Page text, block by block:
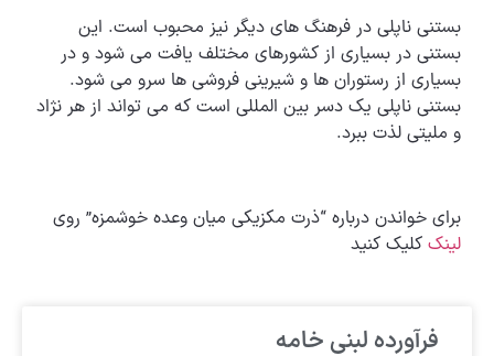
بستنی ناپلی در فرهنگ های دیگر نیز محبوب است. این
بستنی در بسیاری از کشورهای مختلف یافت می شود و در
بسیاری از رستوران ها و شیرینی فروشی ها سرو می شود.
بستنی ناپلی یک دسر بین المللی است که می تواند از هر نژاد
و ملیتی لذت ببرد.
برای خواندن درباره “ذرت مکزیکی میان وعده خوشمزه” روی
لینک کلیک کنید
فرآورده لبنی خامه